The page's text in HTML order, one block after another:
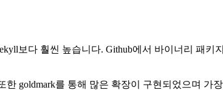
보다 훨씬 높습니다. Github에서 바이너리 패키
goldmark를 통해 많은 확장이 구현되었으며 가